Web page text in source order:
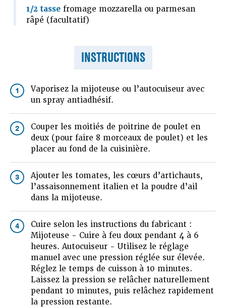
1/2 tasse fromage mozzarella ou parmesan
râpé (facultatif)
INSTRUCTIONS
1
Vaporisez la mijoteuse ou l’autocuiseur avec
un spray antiadhésif.
2
Couper les moitiés de poitrine de poulet en
deux (pour faire 8 morceaux de poulet) et les
placer au fond de la cuisinière.
3
Ajouter les tomates, les cœurs d’artichauts,
l’assaisonnement italien et la poudre d’ail
dans la mijoteuse.
4
Cuire selon les instructions du fabricant :
Mijoteuse - Cuire à feu doux pendant 4 à 6
heures. Autocuiseur - Utilisez le réglage
manuel avec une pression réglée sur élevée.
Réglez le temps de cuisson à 10 minutes.
Laissez la pression se relâcher naturellement
pendant 10 minutes, puis relâchez rapidement
la pression restante.